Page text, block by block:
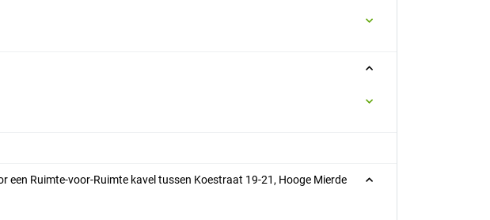
een Ruimte-voor-Ruimte kavel tussen Koestraat 19-21, Hooge Mierde